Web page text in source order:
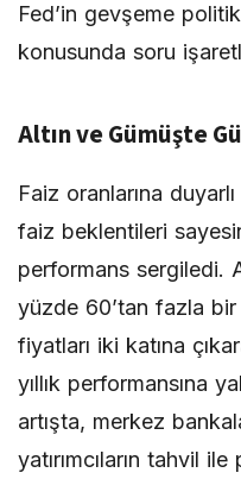
Fed’in gevşeme
konusunda soru
Altın ve Gümüşte
Faiz oranlarına
faiz beklentileri
performans sergiledi.
yüzde 60’tan fazla
fiyatları iki katına
yıllık performansına
artışta, merkez
yatırımcıların tahvil